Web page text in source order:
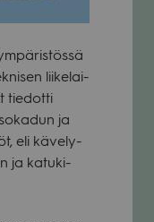
lii­ke­lai­
tie­dotti
ja
eli käve­ly­
ja katu­ki­